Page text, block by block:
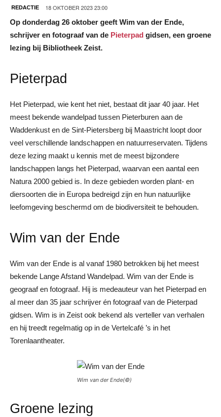
REDACTIE 18 OKTOBER 2023 23:00
Op donderdag 26 oktober geeft Wim van der Ende,
schrijver en fotograaf van de Pieterpad gidsen, een groene
lezing bij Bibliotheek Zeist.
Pieterpad
Het Pieterpad, wie kent het niet, bestaat dit jaar 40 jaar. Het
meest bekende wandelpad tussen Pieterburen aan de
Waddenkust en de Sint-Pietersberg bij Maastricht loopt door
veel verschillende landschappen en natuurreservaten. Tijdens
deze lezing maakt u kennis met de meest bijzondere
landschappen langs het Pieterpad, waarvan een aantal een
Natura 2000 gebied is. In deze gebieden worden plant- en
diersoorten die in Europa bedreigd zijn en hun natuurlijke
leefomgeving beschermd om de biodiversiteit te behouden.
Wim van der Ende
Wim van der Ende is al vanaf 1980 betrokken bij het meest
bekende Lange Afstand Wandelpad. Wim van der Ende is
geograaf en fotograaf. Hij is medeauteur van het Pieterpad en
al meer dan 35 jaar schrijver én fotograaf van de Pieterpad
gidsen. Wim is in Zeist ook bekend als verteller van verhalen
en hij treedt regelmatig op in de Vertelcafé ’s in het
Torenlaantheater.
Wim van der Ende(©)
Groene lezing